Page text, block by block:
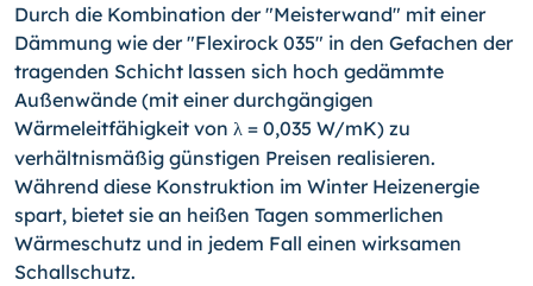
Durch die Kombination der "Meisterwand" mit einer
Dämmung wie der "Flexirock 035" in den Gefachen der
tragenden Schicht lassen sich hoch gedämmte
Außenwände (mit einer durchgängigen
Wärmeleitfähigkeit von λ = 0,035 W/mK) zu
verhältnismäßig günstigen Preisen realisieren.
Während diese Konstruktion im Winter Heizenergie
spart, bietet sie an heißen Tagen sommerlichen
Wärmeschutz und in jedem Fall einen wirksamen
Schallschutz.